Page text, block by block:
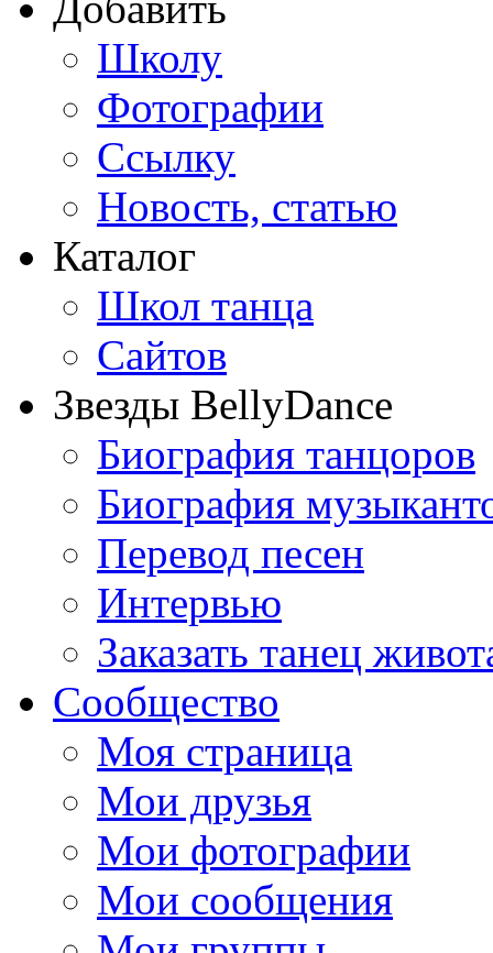
Школу
Фотографии
Ссылку
Новость, статью
Каталог
Школ танца
Сайтов
Звезды BellyDance
Биография танцоров
Биография
Перевод песен
Интервью
Заказать танец
Сообщество
Моя страница
Мои друзья
Мои фотографии
Мои сообщения